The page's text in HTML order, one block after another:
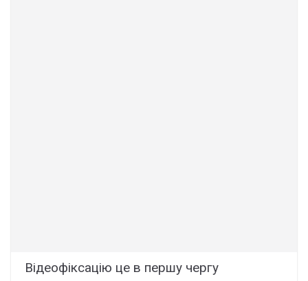
Відеофіксацію це в першу чергу